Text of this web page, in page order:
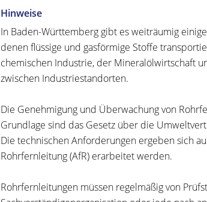
Hinweise
In Baden-Württemberg gibt es weiträumig
denen flüssige und gasförmige Stoffe
chemischen Industrie, der Mineralölwirtschaft
zwischen Industriestandorten.
Die Genehmigung und Überwachung von
Grundlage sind das Gesetz über die
Die technischen Anforderungen ergeben sich
Rohrfernleitung (AfR) erarbeitet werden.
Rohrfernleitungen müssen regelmäßig von